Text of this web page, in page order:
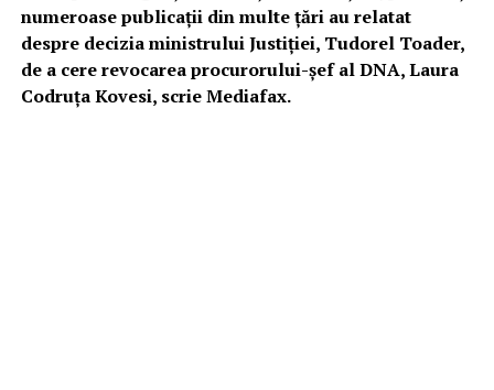
numeroase publicaţii din multe ţări au relatat
despre decizia ministrului Justiţiei, Tudorel Toader,
de a cere revocarea procurorului-şef al DNA, Laura
Codruţa Kovesi, scrie Mediafax.